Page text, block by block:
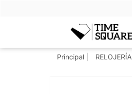
Timesquare
Principal RELOJERÍA